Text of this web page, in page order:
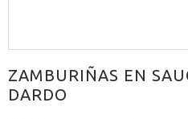
ZAMBURIÑAS EN
DARDO